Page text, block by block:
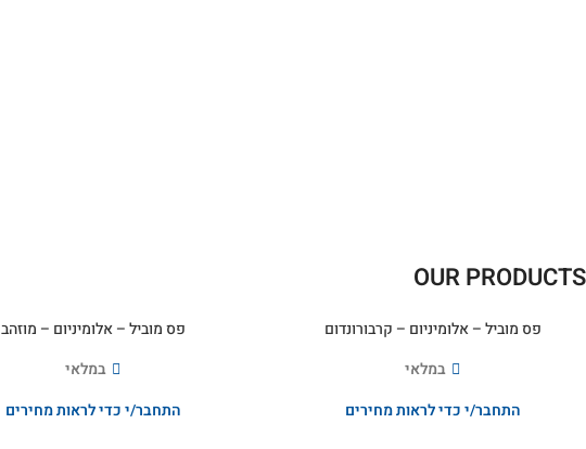
OUR PRODUCTS
פס מוביל – אלומיניום – קרבורונדום
במלאי
התחבר/י כדי לראות מחירים
פס מוביל – אלומיניום – מוזהב
במלאי
התחבר/י כדי לראות מחירים